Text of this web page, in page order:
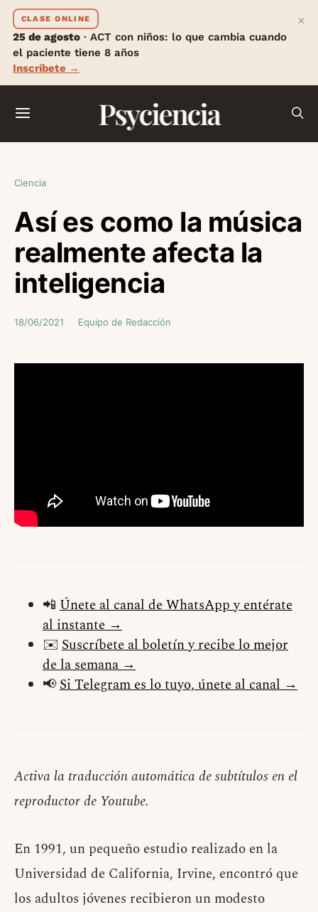
CLASE ONLINE
25 de agosto · ACT con niños: lo que cambia cuando
el paciente tiene 8 años
Inscríbete →
×
Psyciencia
Ciencia
Así es como la música
realmente afecta la
inteligencia
18/06/2021 Equipo de Redacción
📲 Únete al canal de WhatsApp y entérate
al instante →
✉️ Suscríbete al boletín y recibe lo mejor
de la semana →
📢Si Telegram es lo tuyo, únete al canal →
Activa la traducción automática de subtítulos en el
reproductor de Youtube.
En 1991, un pequeño estudio realizado en la
Universidad de California, Irvine, encontró que
los adultos jóvenes recibieron un modesto